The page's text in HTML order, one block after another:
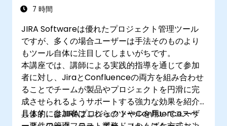
7 時間
JIRA Softwareは優れたプロジェクト管理ツール
ですが、多くの場合ユーザーは手法そのものより
もツール自体に注目してしまいがちです。
本講座では、講師による実践的指導を通じて参加
者に対し、JiraとConfluenceの両方を組み合わせ
ることでチームが製品やプロジェクトを円滑に完
成させられるようサポートする強力な効果を紹介
します。参加者はこれらのツールを用いてユーザ
具体的にはJIRAプロジェクトやConfluenceスペ